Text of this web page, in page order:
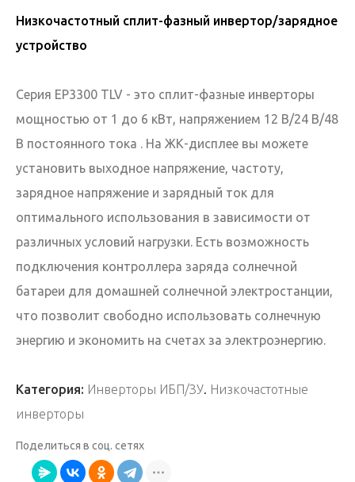
Низкочастотный сплит-фазный инвертор/зарядное
устройство
Серия EP3300 TLV - это сплит-фазные инверторы
мощностью от 1 до 6 кВт, напряжением 12 В/24 В/48
В постоянного тока . На ЖК-дисплее вы можете
установить выходное напряжение, частоту,
зарядное напряжение и зарядный ток для
оптимального использования в зависимости от
различных условий нагрузки. Есть возможность
подключения контроллера заряда солнечной
батареи для домашней солнечной электростанции,
что позволит свободно использовать солнечную
энергию и экономить на счетах за электроэнергию.
Категория: Инверторы ИБП/ЗУ. Низкочастотные
инверторы
Поделиться в соц. сетях